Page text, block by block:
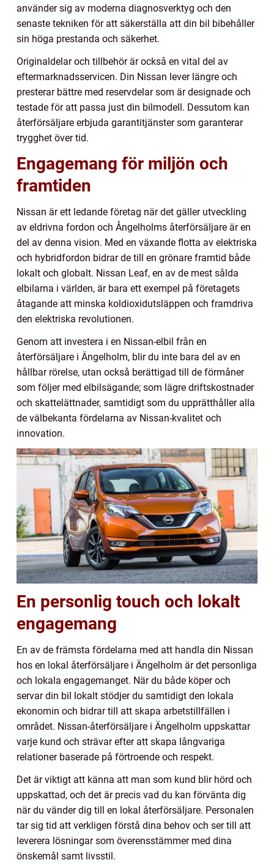
använder sig av moderna diagnosverktyg och den
senaste tekniken för att säkerställa att din bil bibehåller
sin höga prestanda och säkerhet.
Originaldelar och tillbehör är också en vital del av
eftermarknadsservicen. Din Nissan lever längre och
presterar bättre med reservdelar som är designade och
testade för att passa just din bilmodell. Dessutom kan
återförsäljare erbjuda garantitjänster som garanterar
trygghet över tid.
Engagemang för miljön och
framtiden
Nissan är ett ledande företag när det gäller utveckling
av eldrivna fordon och Ångelholms återförsäljare är en
del av denna vision. Med en växande flotta av elektriska
och hybridfordon bidrar de till en grönare framtid både
lokalt och globalt. Nissan Leaf, en av de mest sålda
elbilarna i världen, är bara ett exempel på företagets
åtagande att minska koldioxidutsläppen och framdriva
den elektriska revolutionen.
Genom att investera i en Nissan-elbil från en
återförsäljare i Ängelholm, blir du inte bara del av en
hållbar rörelse, utan också berättigad till de förmåner
som följer med elbilsägande; som lägre driftskostnader
och skattelättnader, samtidigt som du upprätthåller alla
de välbekanta fördelarna av Nissan-kvalitet och
innovation.
En personlig touch och lokalt
engagemang
En av de främsta fördelarna med att handla din Nissan
hos en lokal återförsäljare i Ängelholm är det personliga
och lokala engagemanget. När du både köper och
servar din bil lokalt stödjer du samtidigt den lokala
ekonomin och bidrar till att skapa arbetstillfällen i
området. Nissan-återförsäljare i Ängelholm uppskattar
varje kund och strävar efter att skapa långvariga
relationer baserade på förtroende och respekt.
Det är viktigt att känna att man som kund blir hörd och
uppskattad, och det är precis vad du kan förvänta dig
när du vänder dig till en lokal återförsäljare. Personalen
tar sig tid att verkligen förstå dina behov och ser till att
leverera lösningar som överensstämmer med dina
önskemål samt livsstil.